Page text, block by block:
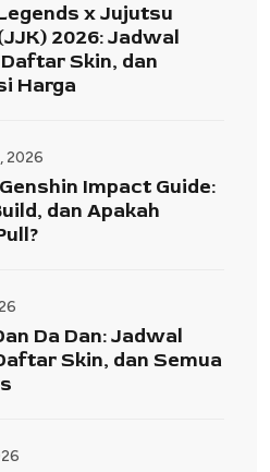
x Jujutsu
2026: Jadwal
Skin, dan
Harga
2026
Impact Guide:
dan Apakah
Da Dan: Jadwal
Skin, dan Semua